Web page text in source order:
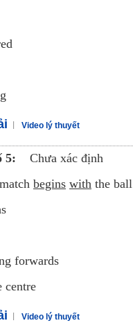
Video lý thuyết
5:
Chưa xác định
begins with the ball
forwards
centre
Video lý thuyết